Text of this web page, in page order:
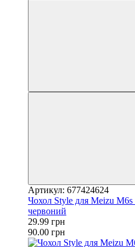
Артикул: 677424624
Чохол Style для Meizu
червоний
29.99 грн
90.00 грн